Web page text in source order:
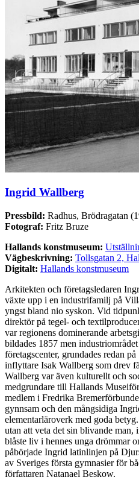
Ingrid Wallberg
Pressbild: Radhus, Brödragatan
Fotograf: Fritz Bruze
Hallands konstmuseum:
Vägbeskrivning: Tollsgatan 2,
Digitalt: Hallands konstmuseum
Arkitekten och företagsledaren
växte upp i en industrifamilj på
yngst bland nio syskon. Vid
direktör på tegel- och
var regionens dominerande
bildades 1857 men
företagscenter, grundades redan
inflyttare Isak Wallberg som drev
Wallberg var även kulturellt och
medgrundare till Hallands
medlem i Fredrika
gynnsam och den mångsidiga
elementarläroverk med goda
utan att veta det sin blivande
blåste liv i hennes unga drömmar
påbörjade Ingrid latinlinjen på
av Sveriges första gymnasier för
författaren Natanael Beskow.